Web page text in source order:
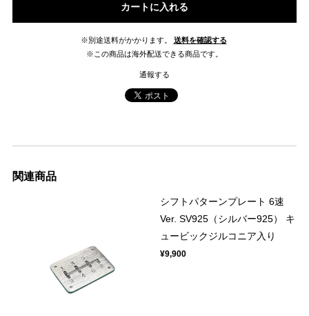
カートに入れる
※別途送料がかかります。
送料を確認する
※この商品は海外配送できる商品です。
通報する
関連商品
シフトパターンプレート 6速
Ver. SV925（シルバー925） キ
ュービックジルコニア入り
¥9,900